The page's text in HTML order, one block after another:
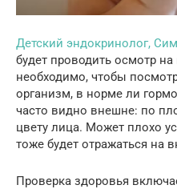
Детский эндокринолог,
будет проводить осмотр
необходимо, чтобы
организм, в норме ли
часто видно внешне: по
цвету лица. Может плохо
тоже будет отражаться на
Проверка здоровья